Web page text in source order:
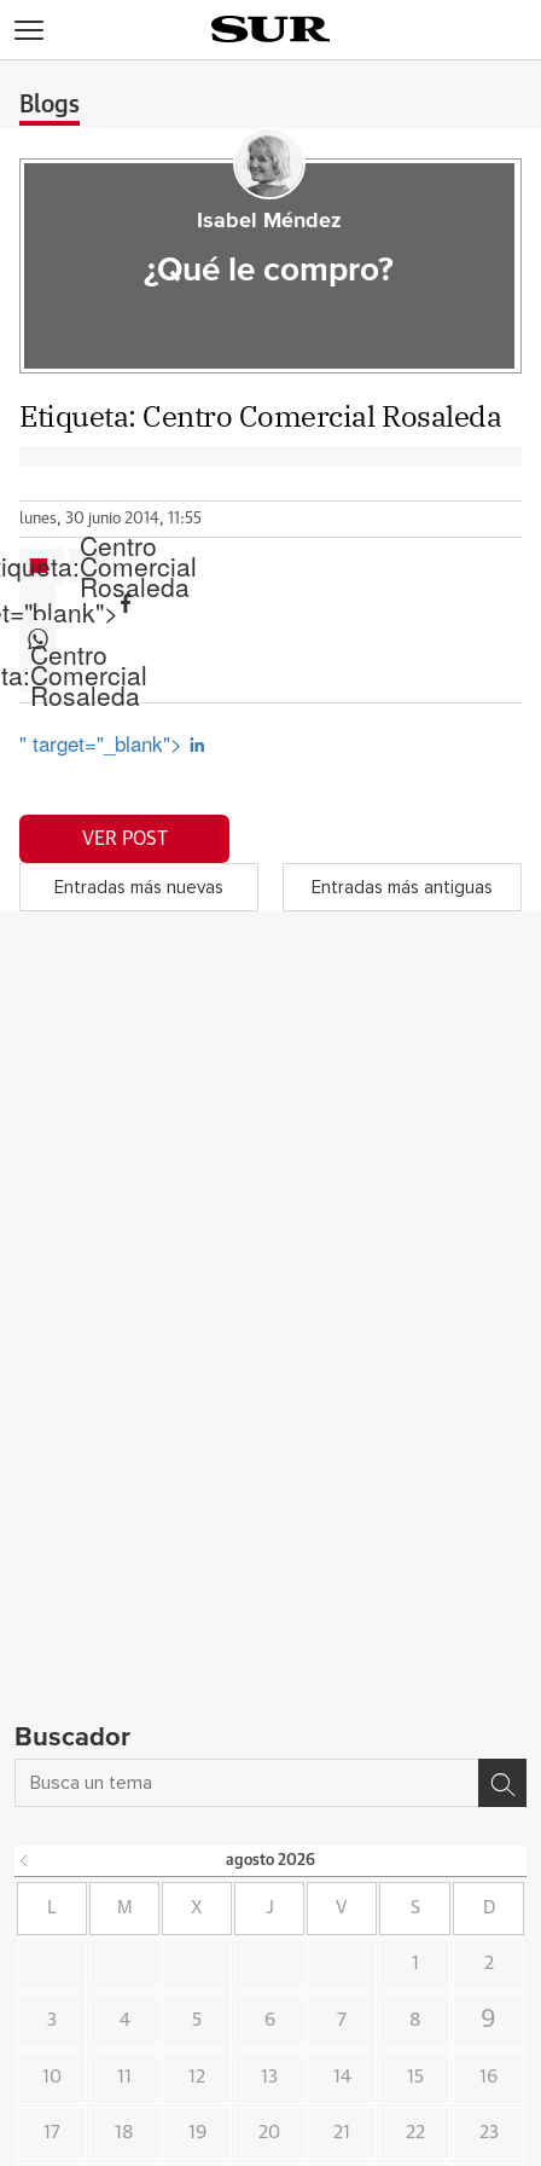
Blogs
Isabel Méndez
¿Qué le compro?
Etiqueta: Centro Comercial Rosaleda
lunes, 30 junio 2014, 11:55
Centro
Comercial
Rosaleda
Centro
Comercial
Rosaleda
" target="_blank">
VER POST
Entradas más nuevas Entradas más antiguas
Buscador
agosto 2026
L M X J V S D
1 2
3 4 5 6 7 8 9
10 11 12 13 14 15 16
17 18 19 20 21 22 23